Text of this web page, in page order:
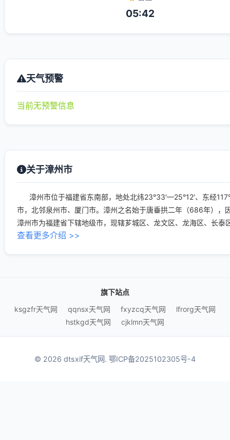
05:42
天气预警
当前无预警信息
关于漳州市
漳州市位于福建省东南部，地处北纬23°33′—25°12′、东经
市，北邻泉州市、厦门市。漳州之名始于唐垂拱二年（686年），
漳州市为福建省下辖地级市，现辖芗城区、龙文区、龙海区、长
查看更多介绍 >>
旗下站点
ksgzfr天气网
qqnsx天气网 fxyzcq天气网
lfrorg天气网
hstkgd天气网
cjklmn天气网
© 2026 dtsxif天气网. 鄂ICP备2025102305号-4